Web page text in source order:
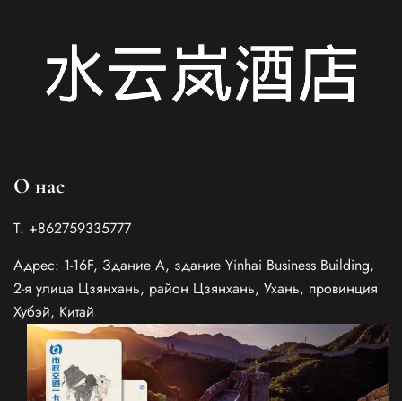
О нас
Т. +862759335777
Адрес: 1-16F, Здание A, здание Yinhai Business Building,
2-я улица Цзянхань, район Цзянхань, Ухань, провинция
Хубэй, Китай